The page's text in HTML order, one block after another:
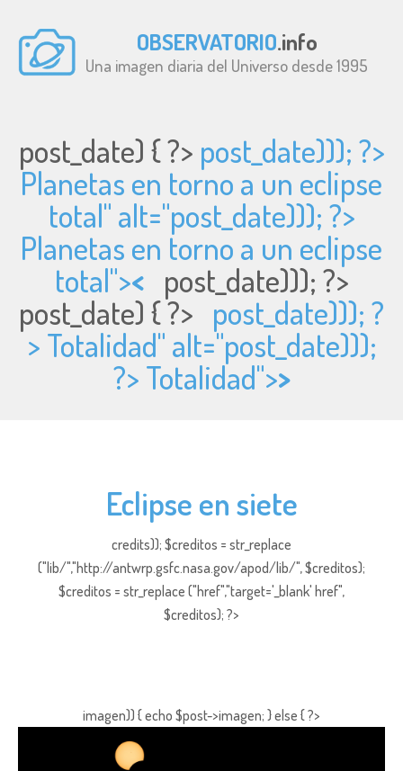
OBSERVATORIO.info
Una imagen diaria del Universo desde 1995
post_date) { ?> post_date))); ?>
Planetas en torno a un eclipse
total" alt="post_date))); ?>
Planetas en torno a un eclipse
total">< post_date))); ?>
post_date) { ?> post_date))); ?
> Totalidad" alt="post_date)));
?> Totalidad">>
Eclipse en siete
credits)); $creditos = str_replace
("lib/","http://antwrp.gsfc.nasa.gov/apod/lib/", $creditos);
$creditos = str_replace ("href","target='_blank' href",
$creditos); ?>
imagen)) { echo $post->imagen; } else { ?>